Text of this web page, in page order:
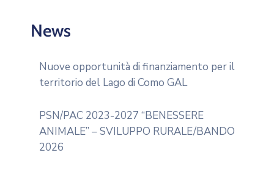
News
Nuove opportunità di finanziamento per il
territorio del Lago di Como GAL
PSN/PAC 2023-2027 “BENESSERE
ANIMALE” – SVILUPPO RURALE/BANDO
2026